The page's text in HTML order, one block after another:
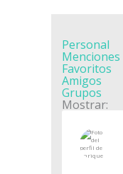
Personal
Menciones
Favoritos
Amigos
Grupos
Mostrar: